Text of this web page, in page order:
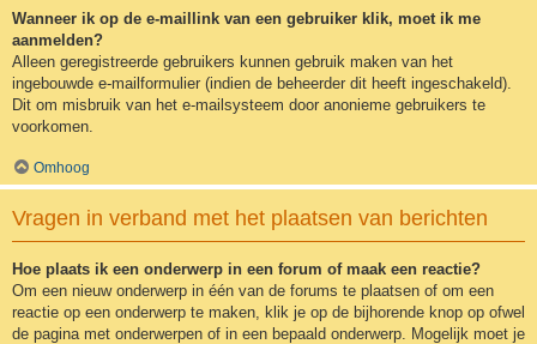
Wanneer ik op de e-maillink van een gebruiker klik, moet ik me
aanmelden?
Alleen geregistreerde gebruikers kunnen gebruik maken van het
ingebouwde e-mailformulier (indien de beheerder dit heeft ingeschakeld).
Dit om misbruik van het e-mailsysteem door anonieme gebruikers te
voorkomen.
Omhoog
Vragen in verband met het plaatsen van berichten
Hoe plaats ik een onderwerp in een forum of maak een reactie?
Om een nieuw onderwerp in één van de forums te plaatsen of om een
reactie op een onderwerp te maken, klik je op de bijhorende knop op ofwel
de pagina met onderwerpen of in een bepaald onderwerp. Mogelijk moet je